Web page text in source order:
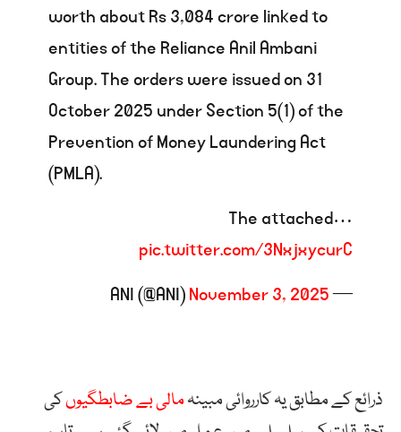
worth about Rs 3,084 crore linked to
entities of the Reliance Anil Ambani
Group. The orders were issued on 31
October 2025 under Section 5(1) of the
Prevention of Money Laundering Act
(PMLA).
The attached…
pic.twitter.com/3NxjxycurC
— ANI (@ANI)
November 3, 2025
ذرائع کے مطابق یہ کارروائی مبینہمالی بے ضابطگیوںکی